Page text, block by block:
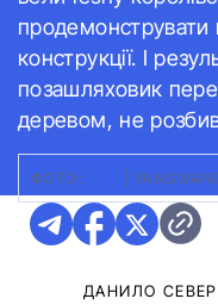
продемонструвати
конструкції. І
позашляховик
деревом, не
ФОТО:
ДАНИЛО